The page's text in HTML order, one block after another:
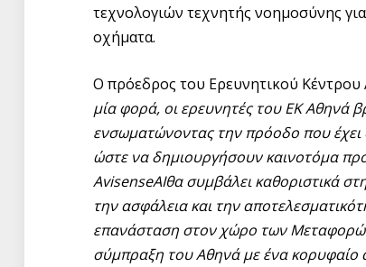
τεχνολογιών τεχνητής νοημοσύνης
οχήματα.
Ο πρόεδρος του Ερευνητικού Κέντρου
μία φορά, οι ερευνητές του ΕΚ Αθηνά
ενσωματώνοντας την πρόοδο που έχει
ώστε να δημιουργήσουν καινοτόμα
AvisenseAIθα συμβάλει καθοριστικά
την ασφάλεια και την
επανάσταση στον χώρο των
σύμπραξη του Αθηνά με ένα κορυφαίο